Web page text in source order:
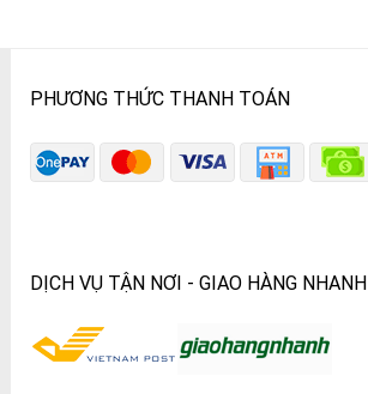
PHƯƠNG THỨC THANH TOÁN
DỊCH VỤ TẬN NƠI - GIAO HÀNG NHANH